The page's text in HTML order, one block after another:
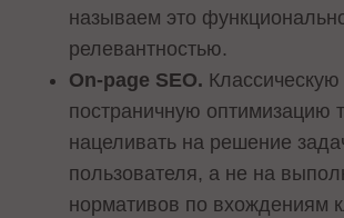
называем это
релевантностью.
On-page SEO. Классическую
постраничную оптимизацию
нацеливать на решение
пользователя, а не на
нормативов по вхождениям